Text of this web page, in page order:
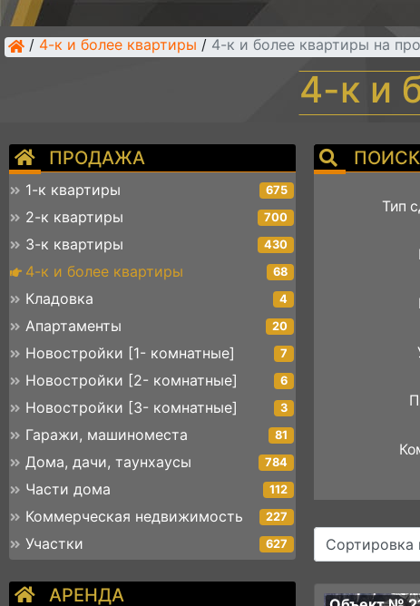
/ 4-к и более квартиры / 4-к и более квартиры на
4-к и
ПРОДАЖА
1-к квартиры 675
2-к квартиры 700
3-к квартиры 430
4-к и более квартиры 68
Кладовка 4
Апартаменты 20
Новостройки [1- комнатные] 7
Новостройки [2- комнатные] 6
Новостройки [3- комнатные] 3
Гаражи, машиноместа 81
Дома, дачи, таунхаусы 784
Части дома 112
Коммерческая недвижимость 227
Участки 627
АРЕНДА
Тип
Сортировка